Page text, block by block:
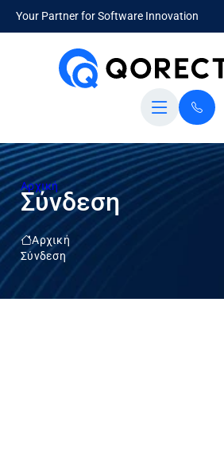
Your Partner for Software Innovation
Αρχική
Σύνδεση
Αρχική
Σύνδεση